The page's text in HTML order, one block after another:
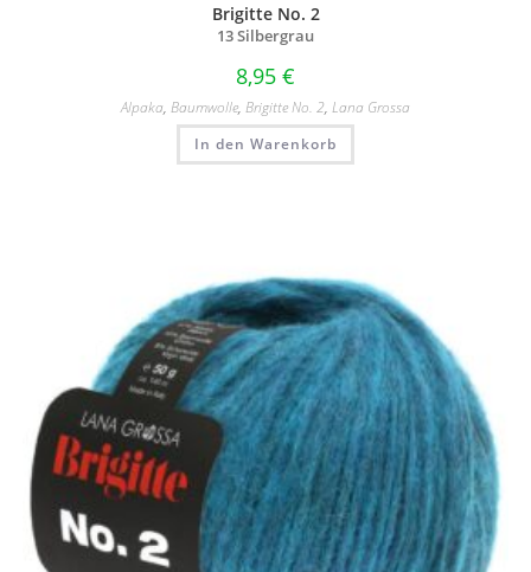
Brigitte No. 2
13 Silbergrau
8,95 €
Alpaka, Baumwolle, Brigitte No. 2, Lana Grossa
In den Warenkorb